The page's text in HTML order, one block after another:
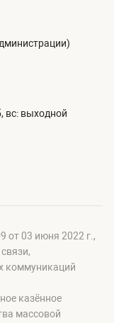
вс: выходной
от 03 июня 2022 г.,
коммуникаций
казённое
массовой